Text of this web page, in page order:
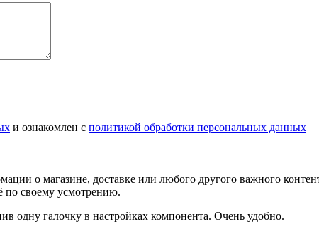
и ознакомлен с политикой обработки персональных данных
о магазине, доставке или любого другого важного
по своему усмотрению.
одну галочку в настройках компонента. Очень удобно.